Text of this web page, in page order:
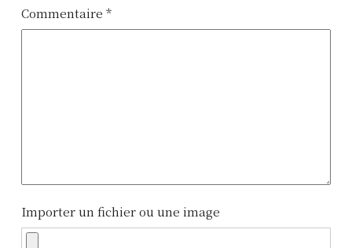
i
n
d
Commentaire *
Importer un fichier ou une image